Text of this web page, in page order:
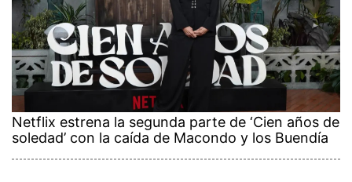
Netflix estrena la segunda parte de ‘Cien años de
soledad’ con la caída de Macondo y los Buendía